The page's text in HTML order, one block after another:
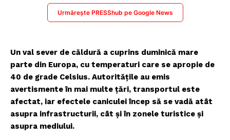
Urmărește PRESShub pe Google News
Un val sever de căldură a cuprins duminică mare
parte din Europa, cu temperaturi care se apropie de
40 de grade Celsius. Autoritățile au emis
avertismente în mai multe țări, transportul este
afectat, iar efectele caniculei încep să se vadă atât
asupra infrastructurii, cât și în zonele turistice și
asupra mediului.